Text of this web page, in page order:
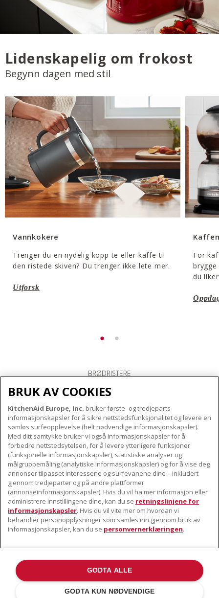
Lidenskapelig om frokost
Begynn dagen med stil
Vannkokere
Trenger du en nydelig kopp te eller kaffe til
den ristede skiven? Du trenger ikke lete mer.
Utforsk
For
du
BRØDRISTERE
OM KITCHENAID
Merkets kjerne
Merkehistorie
ODR
VÅRE PRODUKTER
Små apparater
Produkttilbehør
KUNDESERVICE
Finn et servicesenter nær deg
Garanti og dokumenter
Kontaktinformasjon
FØLG OSS
©2022 Alle rettigheter forbeholdt. KitchenAid og designen til
kjøkkenmaskinen er varemerker i USA og andre steder .
BRUK AV COOKIES
KitchenAid Europe, Inc. bruker første- og tredjeparts
informasjonskapsler for å sikre nettstedsfunksjonalitet og levere en
sømløs surfeopplevelse (helt nødvendige informasjonskapsler).
Med ditt samtykke bruker vi også informasjonskapsler for å
forbedre nettstedsytelsen, for å levere ytterligere funksjoner
(funksjonelle informasjonskapsler), statistiske analyser og
målgruppemåling (analytiske informasjonskapsler) og for å vise deg
annonser tilpasset interessene og surfevanene dine – inkludert
gjennom tredjeparter og på andre plattformer
(annonseinformasjonskapsler). Hvis du vil ha mer informasjon eller
administrere innstillingene dine, kan du se retningslinjene for
informasjonskapsler. Hvis du vil vite mer om hvordan vi
behandler personopplysninger som samles inn gjennom bruk av
informasjonskapsler, kan du se personvernerklæringen.
GODTA KUN NØDVENDIGE
GODTA ALLE